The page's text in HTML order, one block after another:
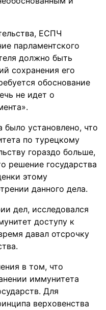
ЕСПЧ
парламентского
должно быть
сохранения его
обоснование
не идет о
было установлено, что
по турецкому
гораздо больше,
решение государства
этому
данного дела.
дел, исследовался
доступу к
давал отсрочку
в том, что
иммунитета
Для
верховенства